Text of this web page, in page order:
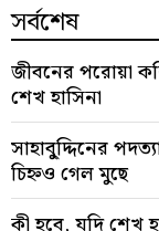
সর্বশেষ
জীবনের পরোয়া
শেখ হাসিনা
সাহাবু্দ্দিনের
চিহ্নও গেল মুছে